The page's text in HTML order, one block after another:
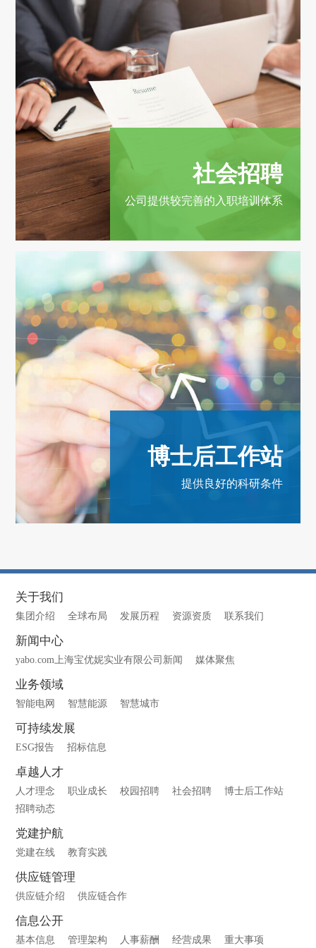
社会招聘
公司提供较完善的入职培训体系
博士后工作站
提供良好的科研条件
关于我们
集团介绍 全球布局 发展历程 资源资质 联系我们
新闻中心
yabo.com上海宝优妮实业有限公司新闻 媒体聚焦
业务领域
智能电网 智慧能源 智慧城市
可持续发展
ESG报告 招标信息
卓越人才
人才理念 职业成长 校园招聘 社会招聘
博士后工作站
招聘动态
党建护航
党建在线 教育实践
供应链管理
供应链介绍 供应链合作
信息公开
基本信息 管理架构 人事薪酬 经营成果 重大事项